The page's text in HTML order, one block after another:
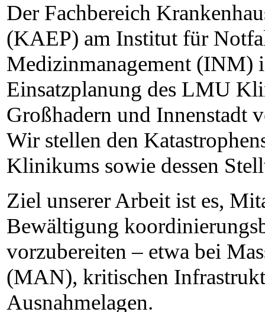
Der Fachbereich
(KAEP) am Institut für
Medizinmanagement (INM)
Einsatzplanung des LMU
Großhadern und Innenstadt
Wir stellen den
Klinikums sowie dessen
Ziel unserer Arbeit ist es,
Bewältigung
vorzubereiten – etwa bei
(MAN), kritischen
Ausnahmelagen.